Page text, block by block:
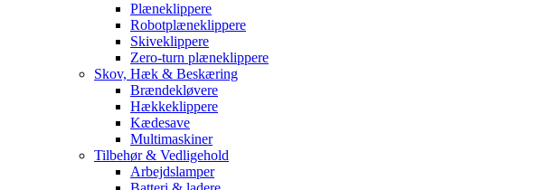
Plæneklippere
Robotplæneklippere
Skiveklippere
Zero-turn plæneklippere
Skov, Hæk & Beskæring
Brændekløvere
Hækkeklippere
Kædesave
Multimaskiner
Tilbehør & Vedligehold
Arbejdslamper